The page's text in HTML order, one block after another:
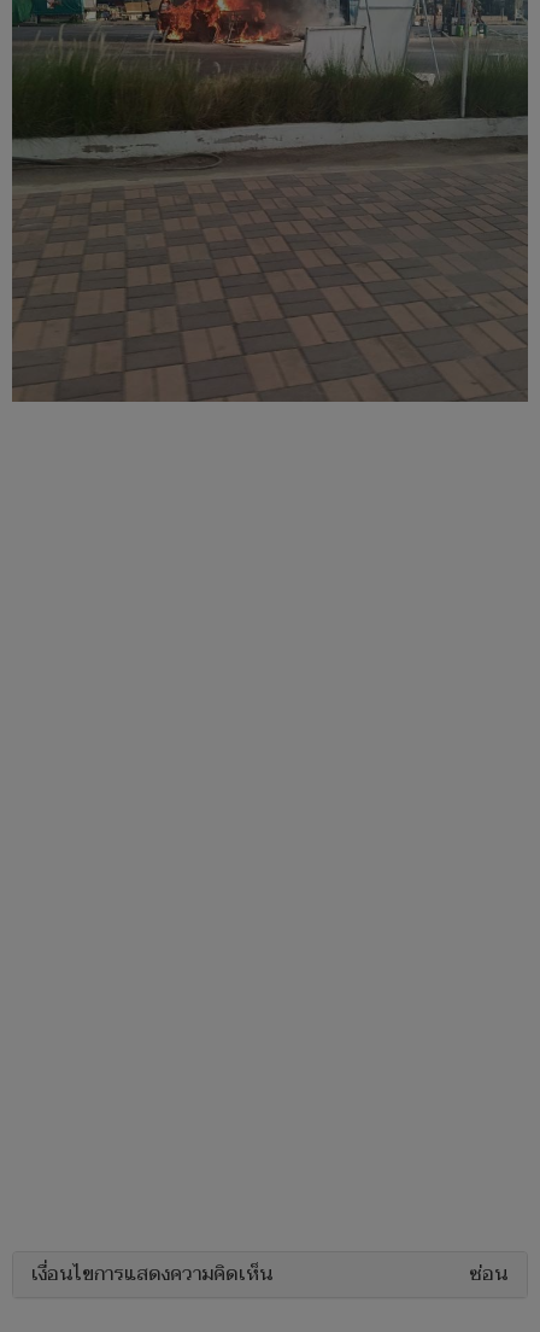
เงื่อนไขการแสดงความคิดเห็น ซ่อน